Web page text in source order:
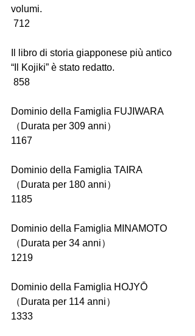
volumi.
712
Il libro di storia giapponese più antico
“Il Kojiki” è stato redatto.
858
Dominio della Famiglia FUJIWARA
（Durata per 309 anni）
1167
Dominio della Famiglia TAIRA
（Durata per 180 anni）
1185
Dominio della Famiglia MINAMOTO
（Durata per 34 anni）
1219
Dominio della Famiglia HOJYŌ
（Durata per 114 anni）
1333